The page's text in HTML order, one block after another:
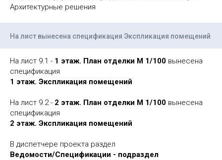
Архитектурные решения
На лист вынесена спецификация Экспликация помещений
На лист 9.1 - 1 этаж. План отделки М 1/100 вынесена
спецификация
1 этаж. Экспликация помещений
На лист 9.2 - 2 этаж. План отделки М 1/100 вынесена
спецификация
2 этаж. Экспликация помещений
В диспетчере проекта раздел
Ведомости/Спецификации - подраздел